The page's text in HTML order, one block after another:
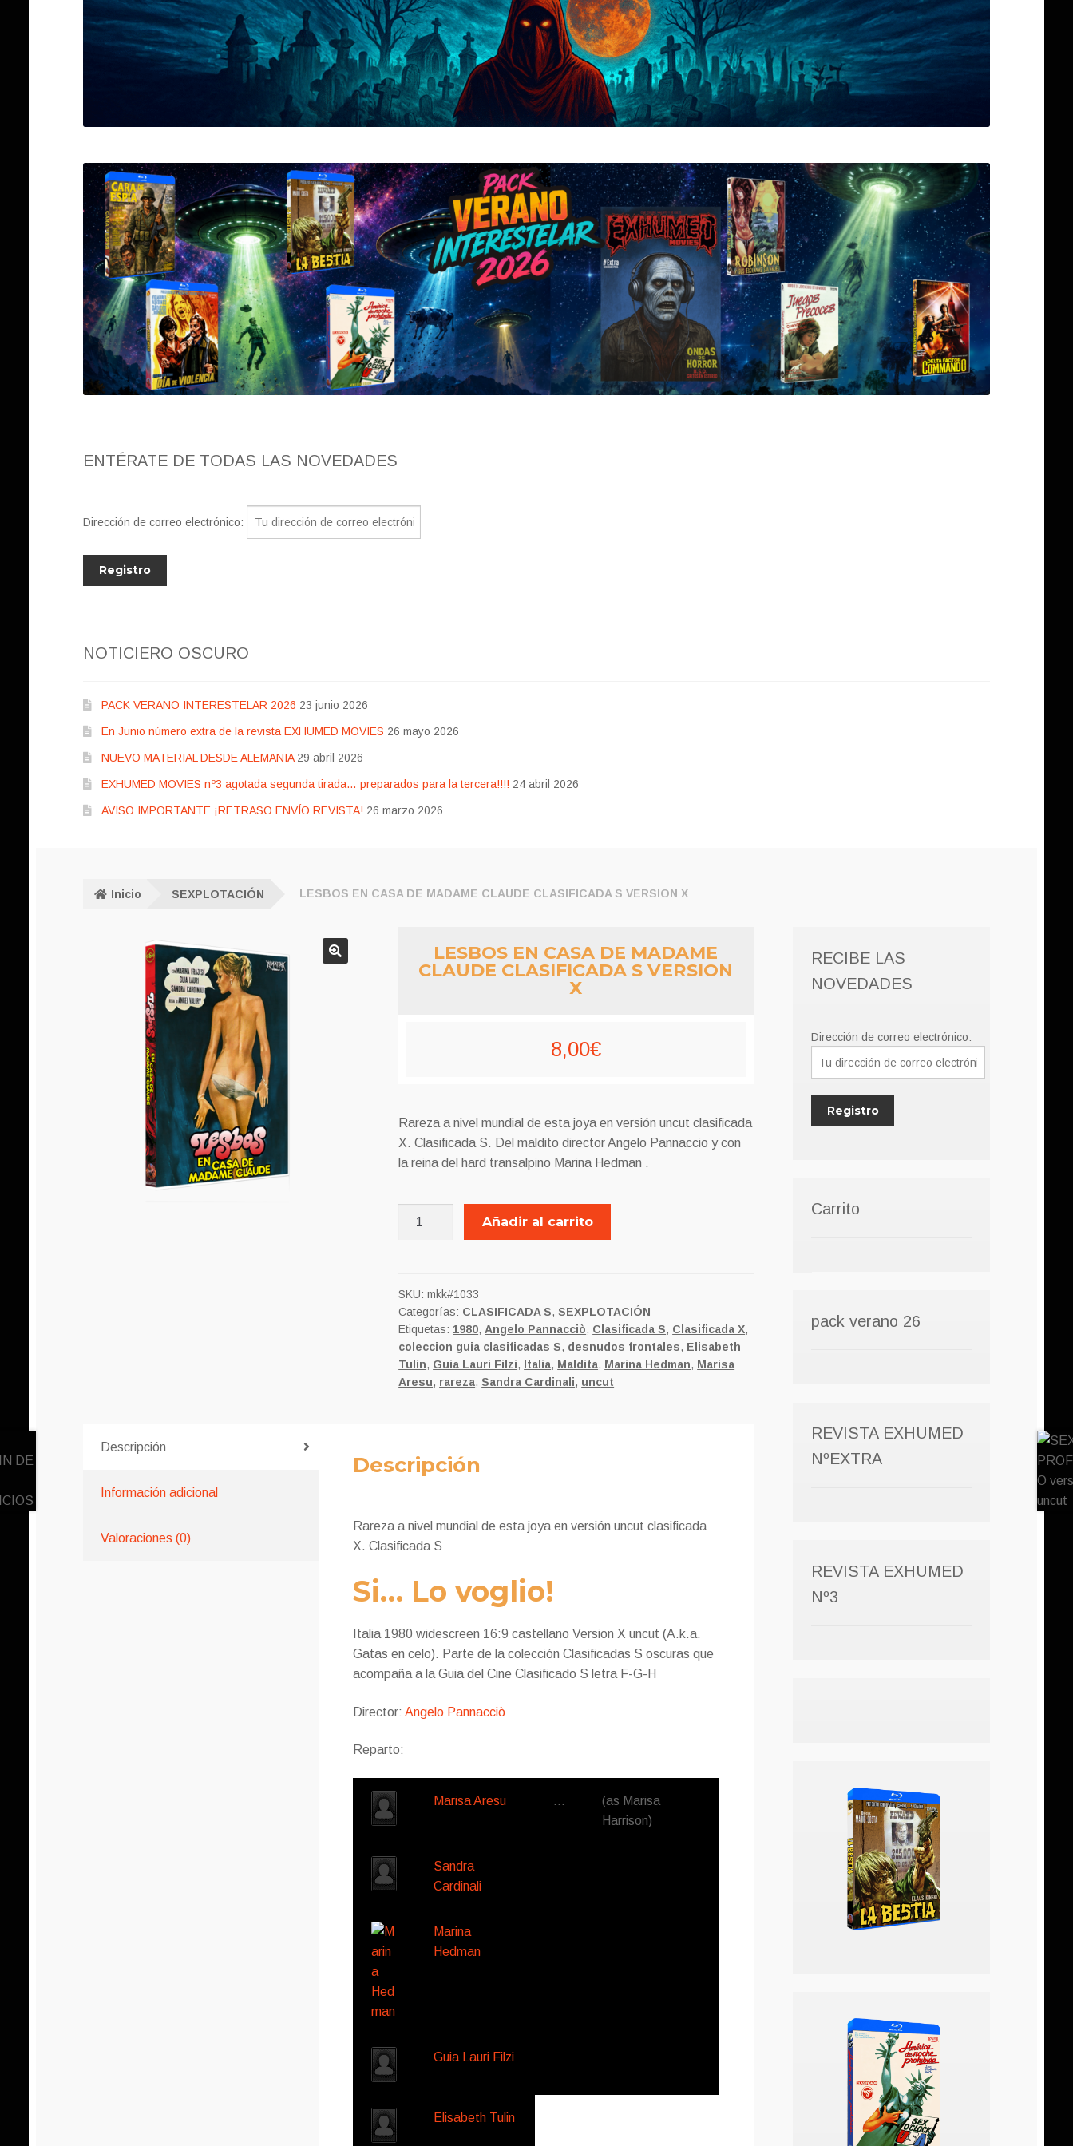
ENTÉRATE DE TODAS LAS NOVEDADES
Dirección de correo electrónico:
NOTICIERO OSCURO
PACK VERANO INTERESTELAR 2026 23 junio 2026
En Junio número extra de la revista EXHUMED MOVIES 26 mayo 2026
NUEVO MATERIAL DESDE ALEMANIA 29 abril 2026
EXHUMED MOVIES nº3 agotada segunda tirada… preparados para la tercera!!!! 24 abril 2026
AVISO IMPORTANTE ¡RETRASO ENVÍO REVISTA! 26 marzo 2026
Inicio SEXPLOTACIÓN LESBOS EN CASA DE MADAME CLAUDE CLASIFICADA S VERSION X
LESBOS EN CASA DE MADAME
CLAUDE CLASIFICADA S VERSION
X
8,00€
Rareza a nivel mundial de esta joya en versión uncut clasificada
X. Clasificada S. Del maldito director Angelo Pannaccio y con
la reina del hard transalpino Marina Hedman .
MADAME
CLAUDE
Clasificada
S
version
Añadir al carrito
SKU:mkk#1033
Categorías: CLASIFICADA S,SEXPLOTACIÓN
Etiquetas: 1980, Angelo Pannacciò, Clasificada S, Clasificada X,
coleccion guia clasificadas S, desnudos frontales, Elisabeth
Tulin, Guia Lauri Filzi, Italia, Maldita, Marina Hedman, Marisa
Aresu, rareza,Sandra Cardinali, uncut
Descripción
Información adicional
Valoraciones (0)
Descripción
Rareza a nivel mundial de esta joya en versión uncut clasificada
X. Clasificada S
Si… Lo voglio!
Italia 1980 widescreen 16:9 castellano Version X uncut (A.k.a.
Gatas en celo). Parte de la colección Clasificadas S oscuras que
acompaña a la Guia del Cine Clasificado S letra F-G-H
Director:Angelo Pannacciò
Reparto:
Marisa Aresu …
(as Marisa
Harrison)
Sandra
Cardinali
Marina
Hedman
Guia Lauri Filzi
Elisabeth Tulin
RECIBE LAS
NOVEDADES
Dirección de correo electrónico:
Carrito
pack verano 26
REVISTA EXHUMED
NºEXTRA
REVISTA EXHUMED
Nº3